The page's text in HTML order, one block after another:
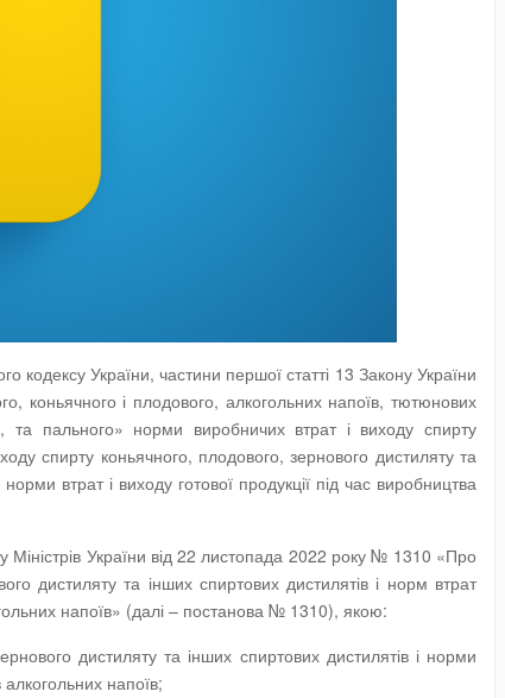
кодексу України, частини першої статті 13 Закону України
коньячного і плодового, алкогольних напоїв, тютюнових
та пального» норми виробничих втрат і виходу спирту
спирту коньячного, плодового, зернового дистиляту та
втрат і виходу готової продукції під час виробництва
України від 22 листопада 2022 року № 1310 «Про
дистиляту та інших спиртових дистилятів і норм втрат
напоїв» (далі – постанова № 1310), якою:
дистиляту та інших спиртових дистилятів і норми
алкогольних напоїв;